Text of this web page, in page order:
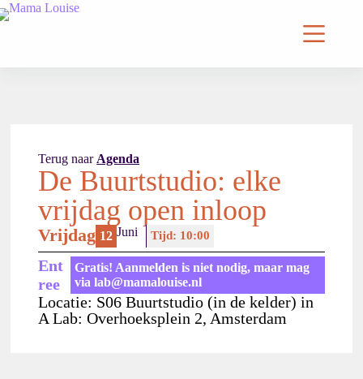
Terug naar Agenda
De Buurtstudio: elke
vrijdag open inloop
Vrijdag 12 Juni Tijd: 10:00
Ent
Ree
Gratis! Aanmelden is niet nodig, maar mag
via lab@mamalouise.nl
Locatie: S06 Buurtstudio (in de kelder) in
A Lab: Overhoeksplein 2, Amsterdam